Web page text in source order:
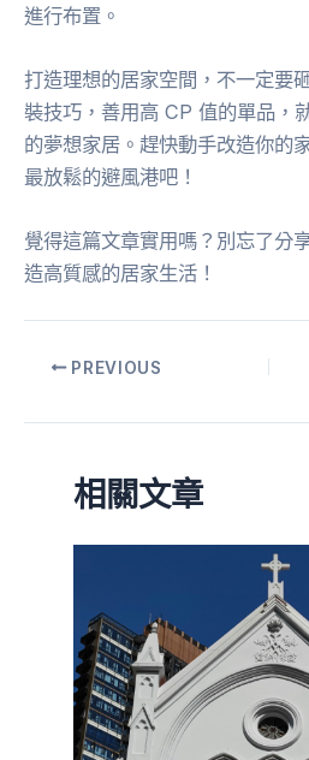
進行布置。
打造理想的居家空間，不一定要
裝技巧，善用高 CP 值的單品，
的夢想家居。趕快動手改造你的
最放鬆的避風港吧！
覺得這篇文章實用嗎？別忘了分
造高質感的居家生活！
PREVIOUS
相關文章